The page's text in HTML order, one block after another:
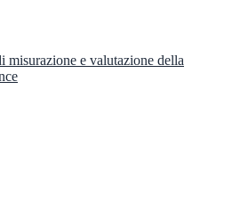
misurazione e valutazione della